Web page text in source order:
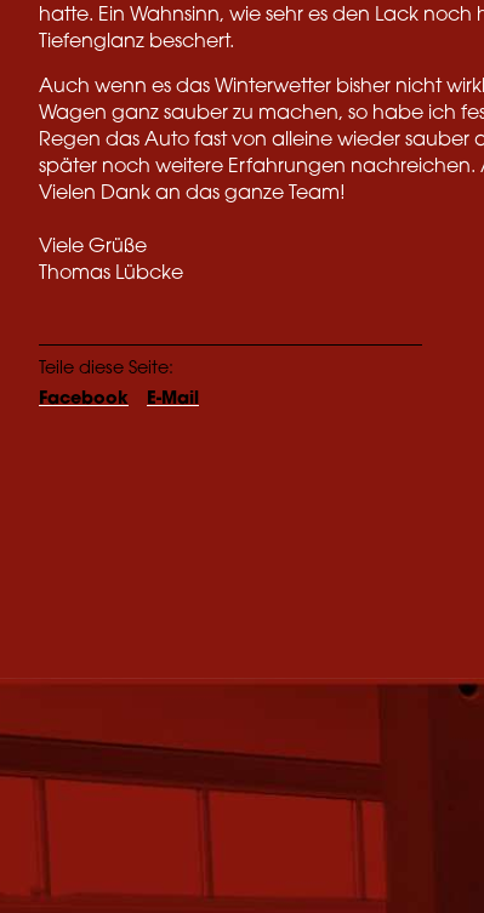
hatte. Ein Wahnsinn, wie sehr es den Lack
Tiefenglanz beschert.
Auch wenn es das Winterwetter bisher nicht
Wagen ganz sauber zu machen, so habe ich
Regen das Auto fast von alleine wieder sauber
später noch weitere Erfahrungen nachreichen.
Vielen Dank an das ganze Team!
Viele Grüße
Thomas Lübcke
Teile diese Seite:
Facebook
E-Mail